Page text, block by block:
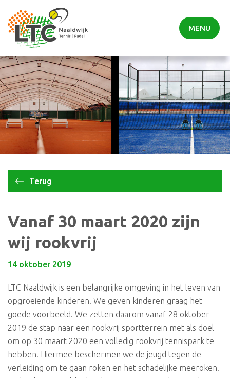
MENU
Terug
Vanaf 30 maart 2020 zijn
wij rookvrij
14 oktober 2019
LTC Naaldwijk is een belangrijke omgeving in het leven van
opgroeiende kinderen. We geven kinderen graag het
goede voorbeeld. We zetten daarom vanaf 28 oktober
2019 de stap naar een rookvrij sportterrein met als doel
om op 30 maart 2020 een volledig rookvrij tennispark te
hebben. Hiermee beschermen we de jeugd tegen de
verleiding om te gaan roken en het schadelijke meeroken.